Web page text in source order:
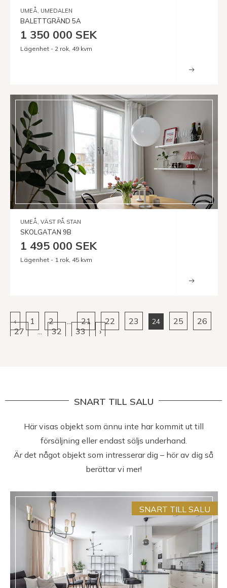
UMEÅ, UMEDALEN
BALETTGRÄND 5A
1 350 000 SEK
Lägenhet - 2 rok, 49 kvm
UMEÅ, VÄST PÅ STAN
SKOLGATAN 9B
1 495 000 SEK
Lägenhet - 1 rok, 45 kvm
‹ 1 2 ... 21 22 23 24 25
26
27
... 32 33 ›
SNART TILL SALU
Här visas objekt som ännu inte har kommit ut till
försäljning eller endast säljs underhand.
Är det något objekt som intresserar dig – hör av dig så
berättar vi mer!
SNART TILL SALU